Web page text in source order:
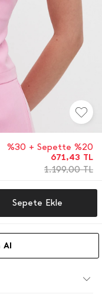
%30 + Sepette %20
671,43 TL
1.199,00TL
Sepete Ekle
Al